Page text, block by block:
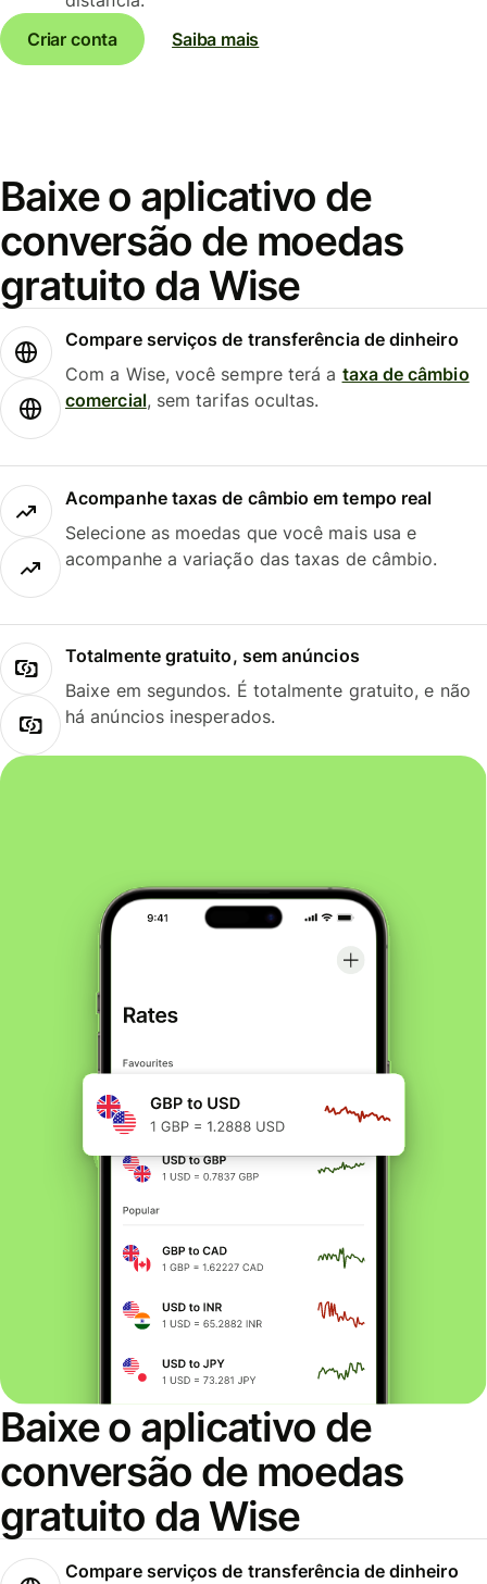
Criar conta
Saiba mais
Baixe o aplicativo de
conversão de moedas
gratuito da Wise
Compare serviços de transferência de dinheiro
Com a Wise, você sempre terá a taxa de câmbio
comercial, sem tarifas ocultas.
Acompanhe taxas de câmbio em tempo real
Selecione as moedas que você mais usa e
acompanhe a variação das taxas de câmbio.
Totalmente gratuito, sem anúncios
Baixe em segundos. É totalmente gratuito, e não
há anúncios inesperados.
Baixe o aplicativo de
conversão de moedas
gratuito da Wise
Compare serviços de transferência de dinheiro